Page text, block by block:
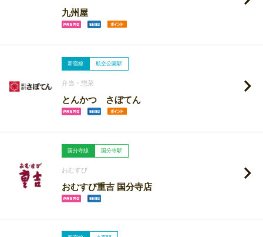
九州屋
新宿線 航空公園駅
弁当・惣菜
とんかつ さぼてん
国分寺線 国分寺駅
おむすび
おむすび重吉 国分寺店